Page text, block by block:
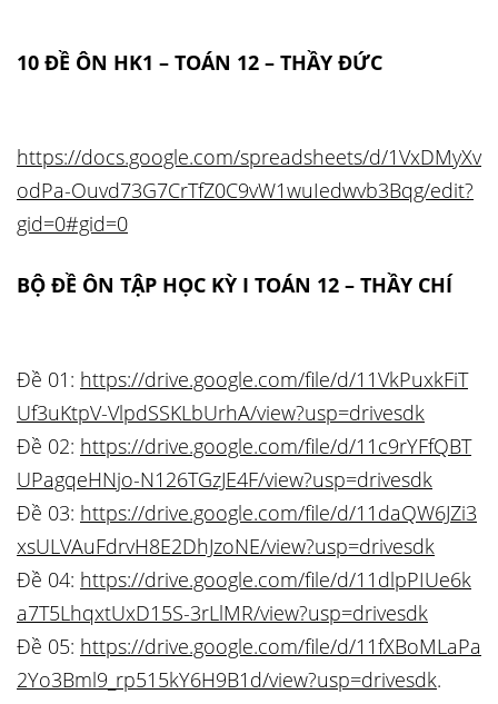
10 ĐỀ ÔN HK1 – TOÁN 12 – THẦY ĐỨC
https://docs.google.com/spreadsheets/d/1VxDMyXv
odPa-Ouvd73G7CrTfZ0C9vW1wuIedwvb3Bqg/edit?
gid=0#gid=0
BỘ ĐỀ ÔN TẬP HỌC KỲ I TOÁN 12 – THẦY CHÍ
Đề 01: https://drive.google.com/file/d/11VkPuxkFiT
Uf3uKtpV-VlpdSSKLbUrhA/view?usp=drivesdk
Đề 02: https://drive.google.com/file/d/11c9rYFfQBT
UPagqeHNjo-N126TGzJE4F/view?usp=drivesdk
Đề 03: https://drive.google.com/file/d/11daQW6JZi3
xsULVAuFdrvH8E2DhJzoNE/view?usp=drivesdk
Đề 04: https://drive.google.com/file/d/11dlpPIUe6k
a7T5LhqxtUxD15S-3rLlMR/view?usp=drivesdk
Đề 05: https://drive.google.com/file/d/11fXBoMLaPa
2Yo3Bml9_rp515kY6H9B1d/view?usp=drivesdk.